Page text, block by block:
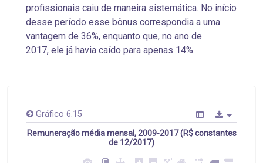
profissionais caiu de maneira sistemática. No início
desse período esse bônus correspondia a uma
vantagem de 36%, enquanto que, no ano de
2017, ele já havia caído para apenas 14%.
Gráfico 6.15
Remuneração média mensal, 2009-2017 (R$ constantes
de 12/2017)